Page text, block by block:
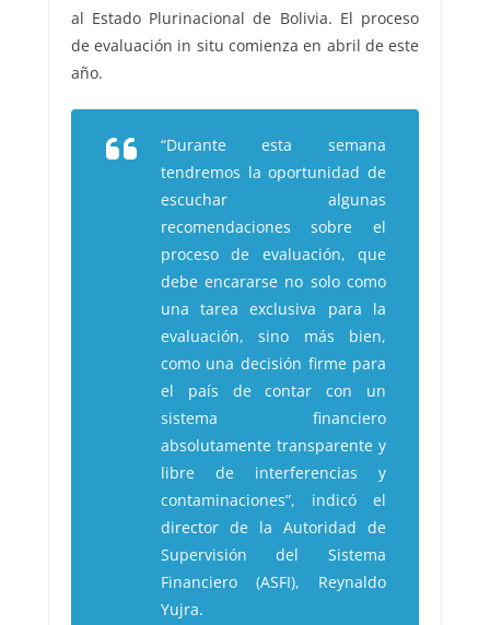
al Estado Plurinacional de Bolivia. El proceso
de evaluación in situ comienza en abril de este
año.
“Durante esta semana
tendremos la oportunidad de
escuchar algunas
recomendaciones sobre el
proceso de evaluación, que
debe encararse no solo como
una tarea exclusiva para la
evaluación, sino más bien,
como una decisión firme para
el país de contar con un
sistema financiero
absolutamente transparente y
libre de interferencias y
contaminaciones”, indicó el
director de la Autoridad de
Supervisión del Sistema
Financiero (ASFI), Reynaldo
Yujra.